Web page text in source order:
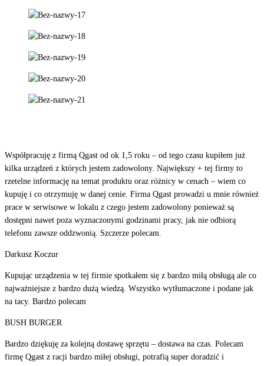
Współpracuję z firmą Qgast od ok 1,5 roku – od tego czasu kupiłem już
kilka urządzeń z których jestem zadowolony. Największy + tej firmy to
rzetelne informację na temat produktu oraz różnicy w cenach – wiem co
kupuję i co otrzymuję w danej cenie. Firma Qgast prowadzi u mnie również
prace w serwisowe w lokalu z czego jestem zadowolony ponieważ są
dostępni nawet poza wyznaczonymi godzinami pracy, jak nie odbiorą
telefonu zawsze oddzwonią. Szczerze polecam.
Darkusz Koczur
Kupując urządzenia w tej firmie spotkałem się z bardzo miłą obsługą ale co
najważniejsze z bardzo dużą wiedzą. Wszystko wytłumaczone i podane jak
na tacy. Bardzo polecam
BUSH BURGER
Bardzo dziękuję za kolejną dostawę sprzętu – dostawa na czas. Polecam
firmę Qgast z racji bardzo miłej obsługi, potrafią super doradzić i